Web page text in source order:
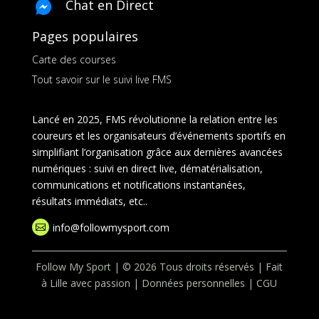
Chat en Direct
Pages populaires
Carte des courses
Tout savoir sur le suivi live FMS
Lancé en 2025, FMS révolutionne la relation entre les
coureurs et les organisateurs d’événements sportifs en
simplifiant l’organisation grâce aux dernières avancées
numériques : suivi en direct live, dématérialisation,
communications et notifications instantanées,
résultats immédiats, etc..
 info@followmysport.com
Follow My Sport | © 2026 Tous droits réservés | Fait
à Lille avec passion | Données personnelles |CGU